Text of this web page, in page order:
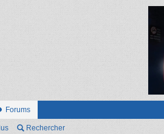
Forums
Rechercher